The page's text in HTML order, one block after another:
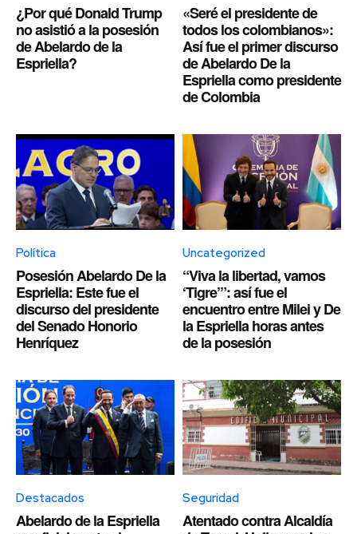
¿Por qué Donald Trump
no asistió a la posesión
de Abelardo de la
Espriella?
«Seré el presidente de
todos los colombianos»:
Así fue el primer discurso
de Abelardo De la
Espriella como presidente
de Colombia
Política
Posesión Abelardo De la
Espriella: Este fue el
discurso del presidente
del Senado Honorio
Henríquez
Uncategorized
“Viva la libertad, vamos
‘Tigre’”: así fue el
encuentro entre Milei y De
la Espriella horas antes
de la posesión
Destacados
Abelardo de la Espriella
Seguridad
Atentado contra Alcaldía